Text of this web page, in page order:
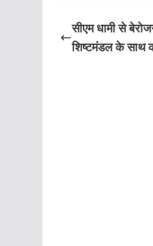
सीएम धामी से
शिष्टमंडल के साथ